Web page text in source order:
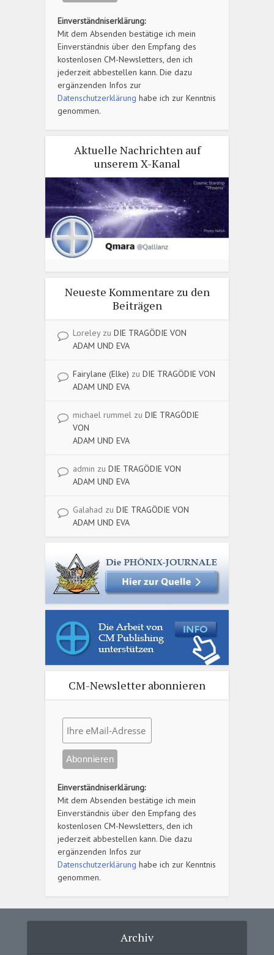
Einverständniserklärung:
Mit dem Absenden bestätige ich mein
Einverständnis über den Empfang des
kostenlosen CM-Newsletters, den ich
jederzeit abbestellen kann. Die dazu
ergänzenden Infos zur
Datenschutzerklärung habe ich zur Kenntnis
genommen.
Aktuelle Nachrichten auf
unserem X-Kanal
Neueste Kommentare zu den
Beiträgen
Loreleyzu DIE TRAGÖDIE VON
ADAM UND EVA
Fairylane (Elke) zu DIE TRAGÖDIE VON
ADAM UND EVA
michael rummel zu DIE TRAGÖDIE
VON
ADAM UND EVA
admin zu DIE TRAGÖDIE VON
ADAM UND EVA
Galahad zu DIE TRAGÖDIE VON
ADAM UND EVA
CM-Newsletter abonnieren
Einverständniserklärung:
Mit dem Absenden bestätige ich mein
Einverständnis über den Empfang des
kostenlosen CM-Newsletters, den ich
jederzeit abbestellen kann. Die dazu
ergänzenden Infos zur
Datenschutzerklärung habe ich zur Kenntnis
genommen.
Archiv